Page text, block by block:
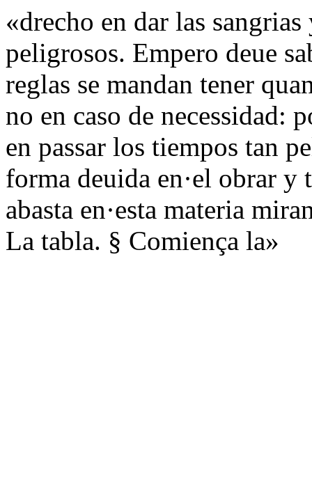
«drecho en dar las
peligrosos. Empero deue
reglas se mandan tener
no en caso de necessidad:
en passar los tiempos tan
forma deuida en·el obrar
abasta en·esta materia
La tabla. § Comiença la»